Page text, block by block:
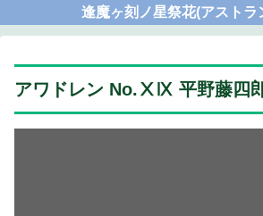
逢魔ヶ刻ノ星祭花(アストラ
アワドレン No.ⅩⅨ 平野藤四